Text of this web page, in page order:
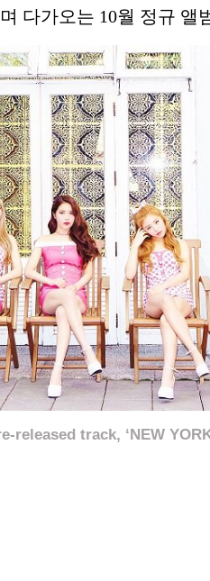
다가오는 10월 정규 앨
released track, ‘NEW